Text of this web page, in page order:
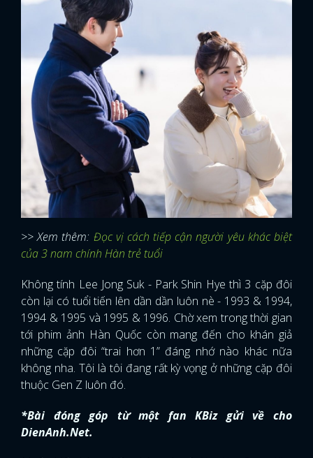
>> Xem thêm: Đọc vị cách tiếp cận người yêu khác biệt
của 3 nam chính Hàn trẻ tuổi
Không tính Lee Jong Suk - Park Shin Hye thì 3 cặp đôi
còn lại có tuổi tiến lên dần dần luôn nè - 1993 & 1994,
1994 & 1995 và 1995 & 1996. Chờ xem trong thời gian
tới phim ảnh Hàn Quốc còn mang đến cho khán giả
những cặp đôi “trai hơn 1” đáng nhớ nào khác nữa
không nha. Tôi là tôi đang rất kỳ vọng ở những cặp đôi
thuộc Gen Z luôn đó.
*Bài đóng góp từ một fan KBiz gửi về cho
DienAnh.Net.